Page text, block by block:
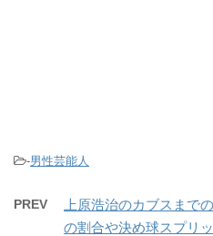
-男性芸能人
PREV
上原浩治のカブスまで
の割合や決め球スプリ